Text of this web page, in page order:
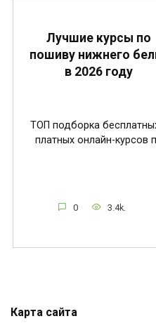
Лучшие курсы по
пошиву нижнего
в 2026 году
ТОП подборка
платных онлайн-курсов
0 3.4k.
Карта сайта